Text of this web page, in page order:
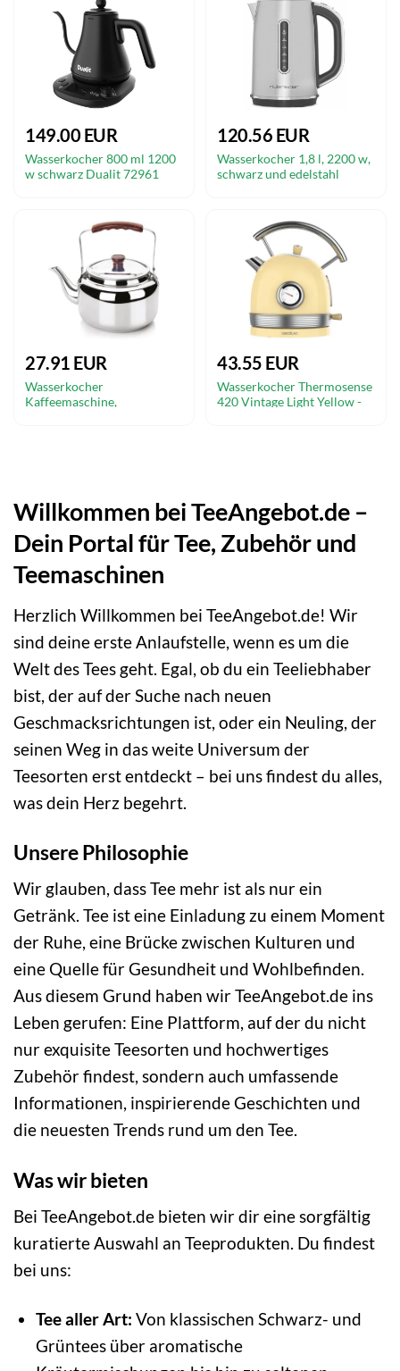
149.00 EUR
Wasserkocher 800 ml 1200
w schwarz Dualit 72961
120.56 EUR
Wasserkocher 1,8 l, 2200 w,
schwarz und edelstahl
27.91 EUR
Wasserkocher
Kaffeemaschine,
43.55 EUR
Wasserkocher Thermosense
420 Vintage Light Yellow -
Willkommen bei TeeAngebot.de –
Dein Portal für Tee, Zubehör und
Teemaschinen
Herzlich Willkommen bei TeeAngebot.de! Wir
sind deine erste Anlaufstelle, wenn es um die
Welt des Tees geht. Egal, ob du ein Teeliebhaber
bist, der auf der Suche nach neuen
Geschmacksrichtungen ist, oder ein Neuling, der
seinen Weg in das weite Universum der
Teesorten erst entdeckt – bei uns findest du alles,
was dein Herz begehrt.
Unsere Philosophie
Wir glauben, dass Tee mehr ist als nur ein
Getränk. Tee ist eine Einladung zu einem Moment
der Ruhe, eine Brücke zwischen Kulturen und
eine Quelle für Gesundheit und Wohlbefinden.
Aus diesem Grund haben wir TeeAngebot.de ins
Leben gerufen: Eine Plattform, auf der du nicht
nur exquisite Teesorten und hochwertiges
Zubehör findest, sondern auch umfassende
Informationen, inspirierende Geschichten und
die neuesten Trends rund um den Tee.
Was wir bieten
Bei TeeAngebot.de bieten wir dir eine sorgfältig
kuratierte Auswahl an Teeprodukten. Du findest
bei uns:
Tee aller Art: Von klassischen Schwarz- und
Grüntees über aromatische